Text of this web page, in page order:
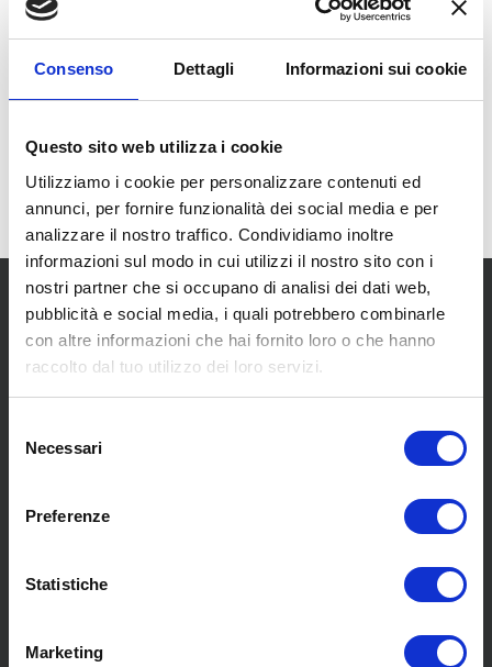
Consenso Dettagli Informazioni sui cookie
Questo sito web utilizza i cookie
Utilizziamo i cookie per personalizzare contenuti ed
annunci, per fornire funzionalità dei social media e per
analizzare il nostro traffico. Condividiamo inoltre
informazioni sul modo in cui utilizzi il nostro sito con i
nostri partner che si occupano di analisi dei dati web,
pubblicità e social media, i quali potrebbero combinarle
con altre informazioni che hai fornito loro o che hanno
raccolto dal tuo utilizzo dei loro servizi.
delNecessari
Preferenze
Statistiche
Marketing
FacebookLinkedInEmail
Chi siamo
Meccanica